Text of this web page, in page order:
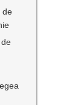
de